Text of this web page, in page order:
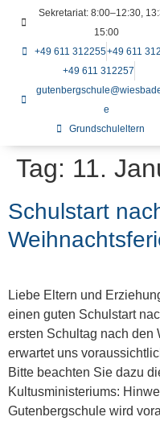
Sekretariat: 8:00–12:30,
15:00
+49 611 312255+49 611
+49 611 312257
e
Grundschuleltern
Tag: 11.
Schulstart
Liebe Eltern und
einen guten Schulstart
ersten Schultag nach den
erwartet uns
Bitte beachten Sie dazu
Kultusministeriums:
Gutenbergschule wird